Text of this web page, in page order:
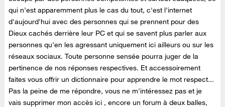
qui n'est apparemment plus le cas du tout, c'est l'internet
d'aujourd'hui avec des personnes qui se prennent pour des
Dieux cachés derrière leur PC et qui se savent plus parler aux
personnes qu'en les agressant uniquement ici ailleurs ou sur les
réseaux sociaux. Toute personne sensée pourra juger de la
pertinence de nos réponses respectives. Et accessoirement
faites vous offrir un dictionnaire pour apprendre le mot respect...
Pas la peine de me répondre, vous ne m'intéressez pas et je
vais supprimer mon accès ici , encore un forum à deux balles,